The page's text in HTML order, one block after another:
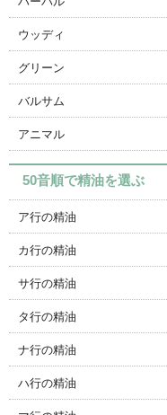
ウッディ
グリーン
バルサム
アニマル
50音順で精油を選ぶ
ア行の精油
カ行の精油
サ行の精油
タ行の精油
ナ行の精油
ハ行の精油